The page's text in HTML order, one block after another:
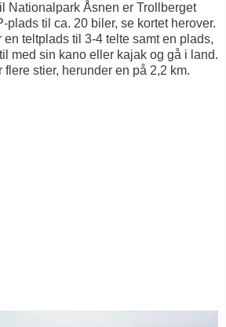
Nationalpark Åsnen er Trollberget
plads til ca. 20 biler, se kortet herover.
teltplads til 3-4 telte samt en plads,
med sin kano eller kajak og gå i land.
flere stier, herunder en på 2,2 km.